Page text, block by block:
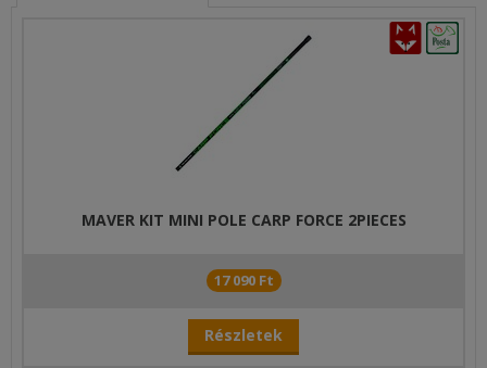
MAVER KIT MINI POLE CARP FORCE 2PIECES
17 090 Ft
Részletek